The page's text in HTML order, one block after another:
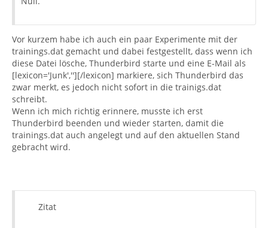
Vor kurzem habe ich auch ein paar Experimente mit der
trainings.dat gemacht und dabei festgestellt, dass wenn ich
diese Datei lösche, Thunderbird starte und eine E-Mail als
[lexicon='Junk',''][/lexicon] markiere, sich Thunderbird das
zwar merkt, es jedoch nicht sofort in die trainigs.dat
schreibt.
Wenn ich mich richtig erinnere, musste ich erst
Thunderbird beenden und wieder starten, damit die
trainings.dat auch angelegt und auf den aktuellen Stand
gebracht wird.
Zitat